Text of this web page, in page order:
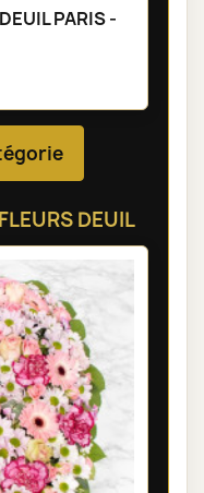
PARIS -
DEUIL